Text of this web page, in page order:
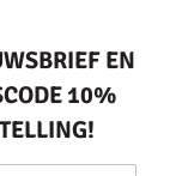
EN
10%